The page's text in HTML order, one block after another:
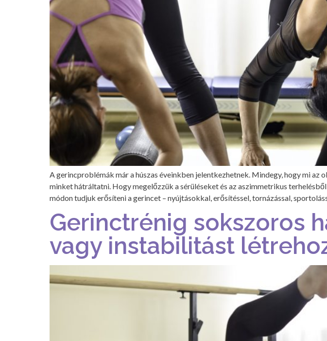
A gerincproblémák már a húszas éveinkben jelentkezhetnek. Mindegy, hogy mi az
minket hátráltatni. Hogy megelőzzük a sérüléseket és az aszimmetrikus
módon tudjuk erősíteni a gerincet – nyújtásokkal, erősítéssel, tornázással,
Gerinctrénig sokszoros
vagy instabilitást